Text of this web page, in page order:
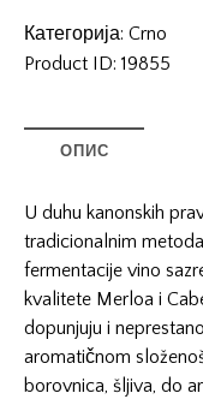
Категорија: Crno
Product ID: 19855
ОПИС
U duhu kanonskih
tradicionalnim
fermentacije vino
kvalitete Merloa i
dopunjuju i
aromatičnom
borovnica, šljiva, do